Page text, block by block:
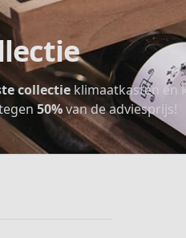
collectie klimaatkasten en
50%van de adviesprijs!